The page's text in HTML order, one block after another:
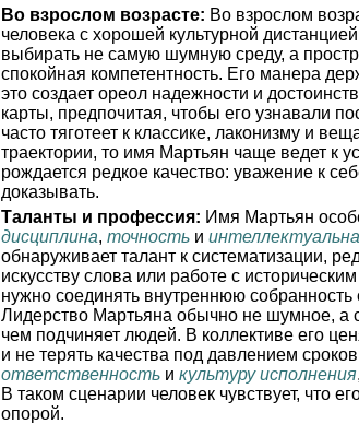
Во взрослом возрасте: Во взрослом
человека с хорошей культурной
выбирать не самую шумную среду, а
спокойная компетентность. Его манера
это создает ореол надежности и
карты, предпочитая, чтобы его узнавали
часто тяготеет к классике, лаконизму и
траектории, то имя Мартьян чаще ведет к
рождается редкое качество: уважение к
доказывать.
Таланты и профессия: Имя Мартьян
дисциплина, точность и
обнаруживает талант к систематизации,
искусству слова или работе с
нужно соединять внутреннюю
Лидерство Мартьяна обычно не шумное, а
чем подчиняет людей. В коллективе его
и не терять качества под давлением
ответственность и культуру исполнения
В таком сценарии человек чувствует, что
опорой.